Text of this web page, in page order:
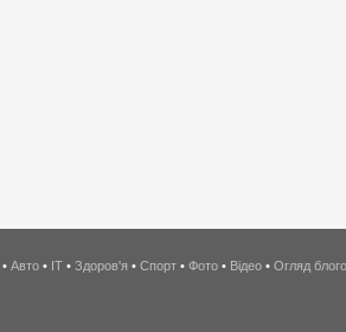
• Авто • IT • Здоров'я • Спорт • Фото • Відео • Огляд